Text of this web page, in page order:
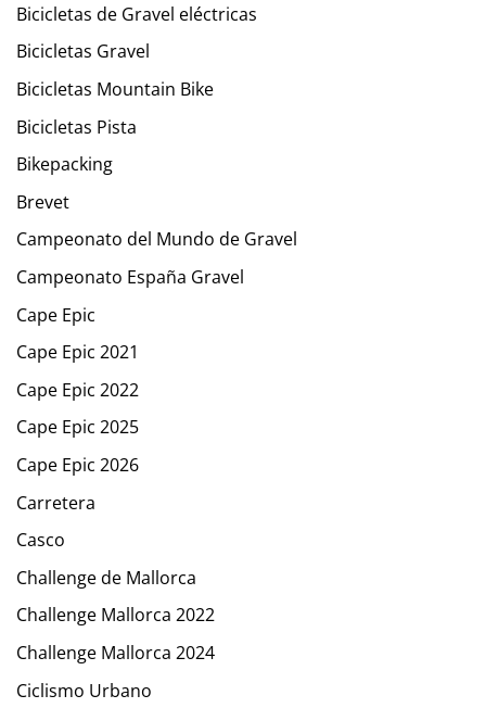
Bicicletas de Gravel eléctricas
Bicicletas Gravel
Bicicletas Mountain Bike
Bicicletas Pista
Bikepacking
Brevet
Campeonato del Mundo de Gravel
Campeonato España Gravel
Cape Epic
Cape Epic 2021
Cape Epic 2022
Cape Epic 2025
Cape Epic 2026
Carretera
Casco
Challenge de Mallorca
Challenge Mallorca 2022
Challenge Mallorca 2024
Ciclismo Urbano